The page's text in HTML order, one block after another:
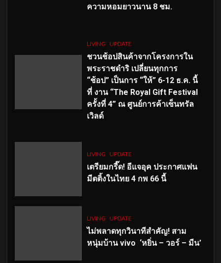
ความหอมยาวนาน 8 ชม.
LIVING UPDATE
ชวนช้อปสินค้าจากโครงการใน
พระราชดำริ เปลี่ยนทุกการ
“ช้อป” เป็นการ “ให้” 6-12 ธ.ค. นี้
ที่ งาน “The Royal Gift Festival
ครั้งที่ 4” ณ ศูนย์การค้าเซ็นทรัล
เวิลด์
LIVING UPDATE
เตรียมกรี๊ด! อีแจอุค ประกาศแฟน
มีตติ้งในไทย 4 กพ 66 นี้
LIVING UPDATE
ไม่พลาดทุกวินาทีสำคัญ! สาม
หนุ่มบ้าน vivo ‘หยิ่น – วอร์ – มีน’